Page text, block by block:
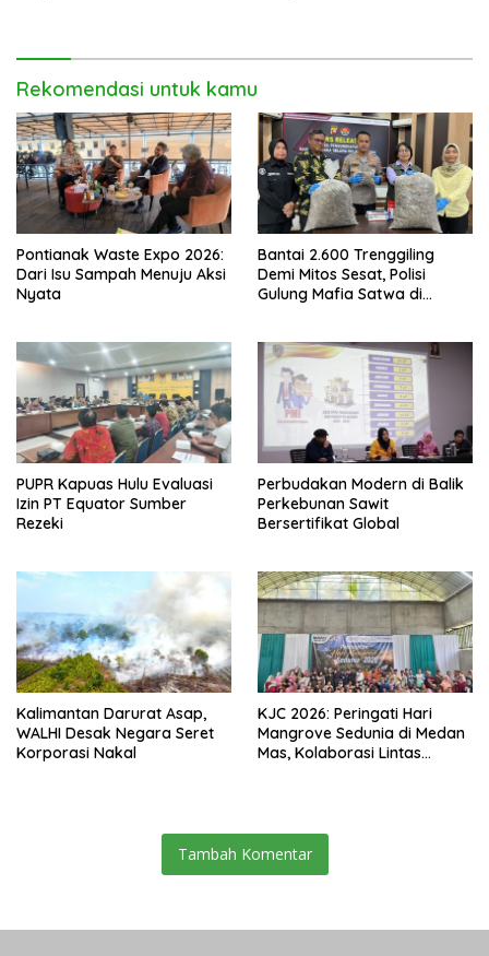
Rekomendasi untuk kamu
Pontianak Waste Expo 2026:
Dari Isu Sampah Menuju Aksi
Nyata
Bantai 2.600 Trenggiling
Demi Mitos Sesat, Polisi
Gulung Mafia Satwa di
PUPR Kapuas Hulu Evaluasi
Izin PT Equator Sumber
Rezeki
Perbudakan Modern di Balik
Perkebunan Sawit
Bersertifikat Global
Kalimantan Darurat Asap,
WALHI Desak Negara Seret
Korporasi Nakal
KJC 2026: Peringati Hari
Mangrove Sedunia di Medan
Mas, Kolaborasi Lintas
Tambah Komentar